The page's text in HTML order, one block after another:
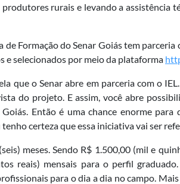
rurais e levando a assistência
de Formação do Senar Goiás tem
e selecionados por meio da plataforma
que o Senar abre em parceria com o
do projeto. E assim, você abre
Então é uma chance enorme
tenho certeza que essa iniciativa vai ser
meses. Sendo R$ 1.500,00 (mil e
reais) mensais para o perfil
para o dia a dia no campo.